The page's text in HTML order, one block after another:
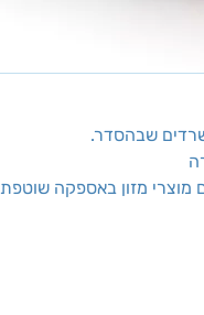
שבהסדר.
מוצרי מזון באספקה שוטפת